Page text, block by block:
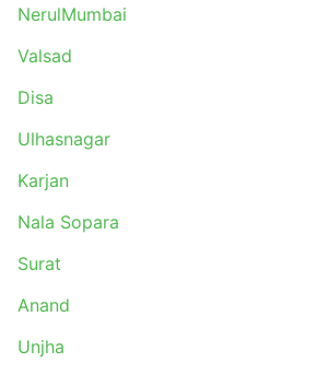
NerulMumbai
Valsad
Disa
Ulhasnagar
Karjan
Nala Sopara
Surat
Anand
Unjha